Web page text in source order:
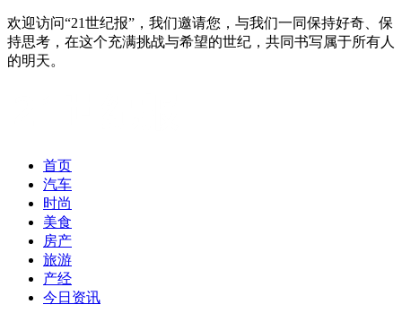
欢迎访问“21世纪报”，我们邀请您，与我们一同保持好奇、保
持思考，在这个充满挑战与希望的世纪，共同书写属于所有人
的明天。
首页
汽车
时尚
美食
房产
旅游
产经
今日资讯